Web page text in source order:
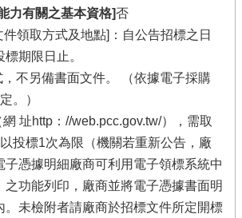
力有關之基本資格]否
件領取方式及地點]：自公告招標之日
期限日止。
不另備書面文件。 （依據電子採購
。）
址http：//web.pcc.gov.tw/），需取
投標1次為限（機關若重新公告，廠
子憑據明細廠商可利用電子領標系統中
之功能列印，廠商並將電子憑據書面明
。未檢附者請廠商於招標文件所定開標